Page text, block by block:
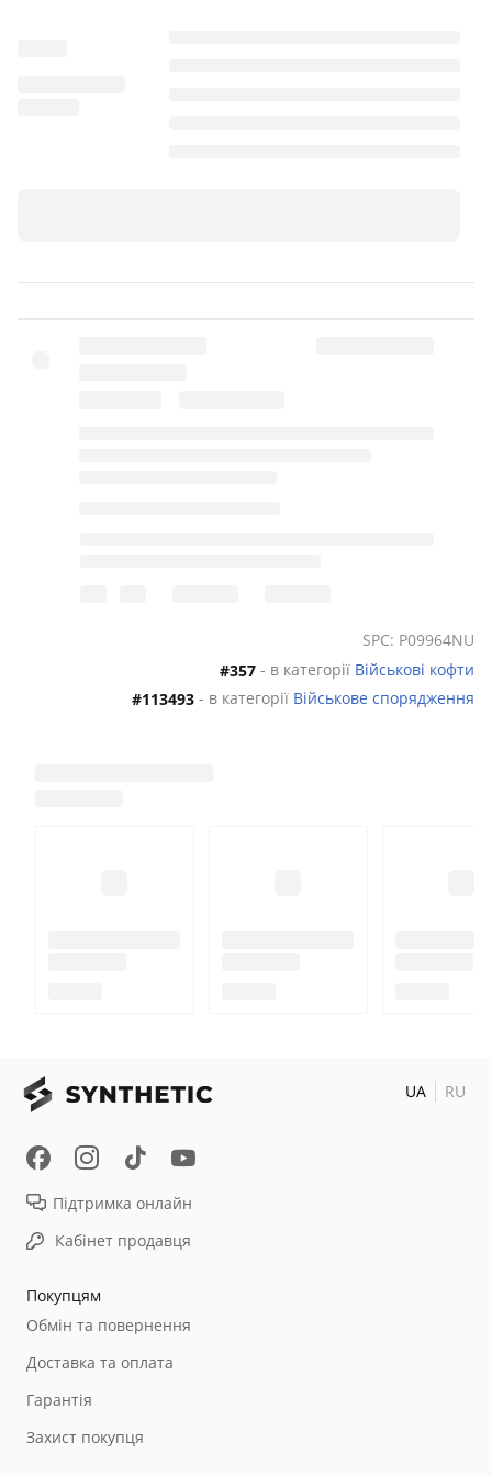
SPC: P09964NU
#357 - в категорії Військові кофти
#113493 - в категорії Військове спорядження
Покупцям
Обмін та повернення
Доставка та оплата
Гарантія
Захист покупця
Підтримка онлайн
Кабінет продавця
UA RU